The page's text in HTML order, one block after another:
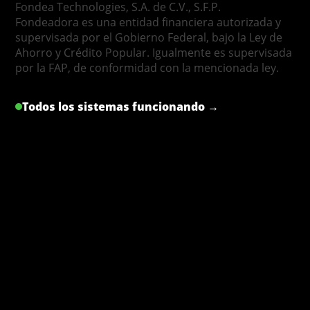
Fondea Technologies, S.A. de C.V., S.F.P.
Fondeadora es una entidad financiera autorizada y
supervisada por el Gobierno Federal, bajo la Ley de
Ahorro y Crédito Popular. Igualmente es supervisada
por la FAP, de conformidad con la mencionada ley.
Todos los sistemas funcionando →